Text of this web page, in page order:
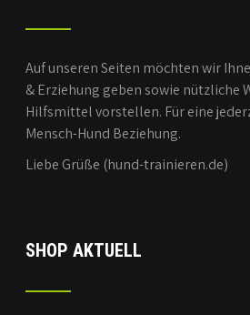
Auf unseren Seiten möchten wir
& Erziehung geben sowie nützliche
Hilfsmittel vorstellen. Für eine
Mensch-Hund Beziehung.
Liebe Grüße (hund-trainieren.de)
SHOP AKTUELL